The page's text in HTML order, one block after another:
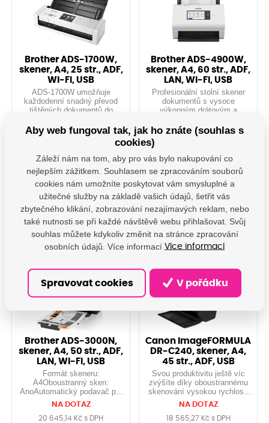
Brother ADS-1700W,
skener, A4, 25 str., ADF,
Wi-Fi, USB
ADS-1700W umožňuje
každodenní snadný převod
tištěných dokumentů do
kancelářích s omezeným
prostorem. Skener ADS-
všestranný a díky
bezdrátovému připojení jej...
11 190,44 Kč s DPH
Do košíku
ADS1700W
Brother ADS-4900W,
skener, A4, 60 str., ADF,
LAN, Wi-Fi, USB
Profesionální stolní skener
dokumentů s vysoce
výkonným drátovým a
barevným uživatelským
dotykovým displejem.
19 551,30 Kč s DPH
Do košíku
ADS4900w
Brother ADS-3000N,
skener, A4, 50 str., ADF,
LAN, Wi-Fi, USB
Formát skeneru:
A4Oboustranný sken:
AnoAutomatický podavač pro
skenování: AnoKapacita
zásobníku [str]: 50
NA DOTAZ
20 645,14 Kč s DPH
Canon imageFORMULA
DR-C240, skener, A4,
45 str., ADF, USB
Svou produktivitu ještě víc
zvýšíte díky oboustrannému
skenování vysokou rychlostí
až 90 obr./min.
NA DOTAZ
18 565,27 Kč s DPH
Aby web fungoval tak, jak ho znáte (souhlas s
cookies)
Záleží nám na tom, aby pro vás bylo nakupování co
nejlepším zážitkem. Souhlasem se zpracováním souborů
cookies nám umožníte poskytovat vám smysluplné a
užitečné služby na základě vašich údajů, šetřit vás
zbytečného klikání, zobrazování nezajímavých reklam, nebo
také nutnosti se při každé návštěvě webu přihlašovat. Svůj
souhlas můžete kdykoliv změnit na stránce zpracování
osobních údajů. Více informací Více informací
Spravovat cookies V pořádku